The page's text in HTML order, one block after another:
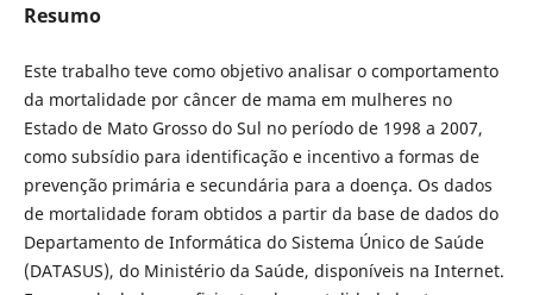
Resumo
Este trabalho teve como objetivo analisar o comportamento
da mortalidade por câncer de mama em mulheres no
Estado de Mato Grosso do Sul no período de 1998 a 2007,
como subsídio para identificação e incentivo a formas de
prevenção primária e secundária para a doença. Os dados
de mortalidade foram obtidos a partir da base de dados do
Departamento de Informática do Sistema Único de Saúde
(DATASUS), do Ministério da Saúde, disponíveis na Internet.